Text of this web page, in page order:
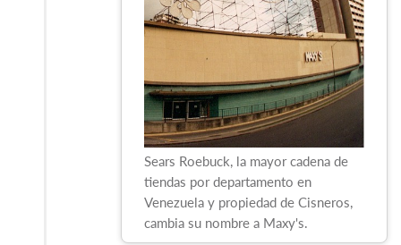
Sears Roebuck, la mayor cadena de
tiendas por departamento en
Venezuela y propiedad de Cisneros,
cambia su nombre a Maxy's.